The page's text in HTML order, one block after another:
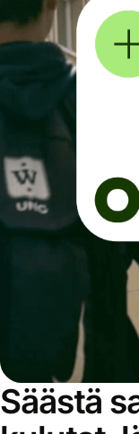
Säästä